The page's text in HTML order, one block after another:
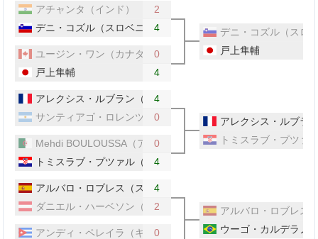
アチャンタ（インド）
2
デニ・コズル（スロベニア）
4
ユージン・ワン（カナダ）0
戸上隼輔
4
アレクシス・ルブラン（フランス）
4
サンティアゴ・ロレンツォ（アルゼンチン）
0
Mehdi BOULOUSSA（アルジェリア）
0
トミスラブ・プツァル（クロアチア）
4
アルバロ・ロブレス（スペイン）
4
ダニエル・ハーベソン（オーストリア）
2
アンディ・ペレイラ（キューバ）
0
デニ・コズル（スロ
戸上隼輔
アレクシス・ルブラ
トミスラブ・プツァ
アルバロ・ロブレス
ウーゴ・カルデラノ